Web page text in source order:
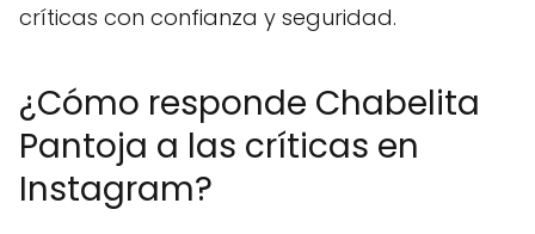
críticas con confianza y seguridad.
¿Cómo responde Chabelita
Pantoja a las críticas en
Instagram?